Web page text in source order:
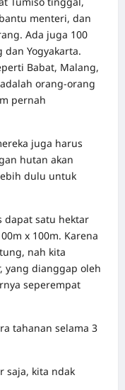
menteri, dan
Ada juga 100
Yogyakarta.
Babat, Malang,
orang-orang
pernah
juga harus
hutan akan
dulu untuk
dapat satu hektar
x 100m. Karena
nah kita
yang dianggap oleh
seperempat
tahanan selama 3
saja, kita ndak